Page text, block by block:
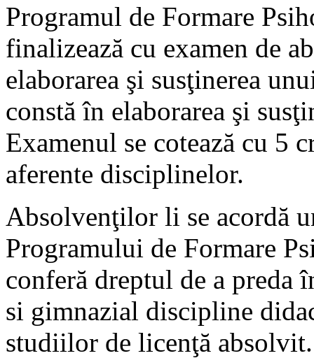
Programul de Formare
finalizează cu examen de
elaborarea şi susţinerea
constă în elaborarea şi
Examenul se cotează cu 5
aferente disciplinelor.
Absolvenţilor li se acordă
Programului de Formare
conferă dreptul de a preda
si gimnazial discipline
studiilor de licenţă absolvit.